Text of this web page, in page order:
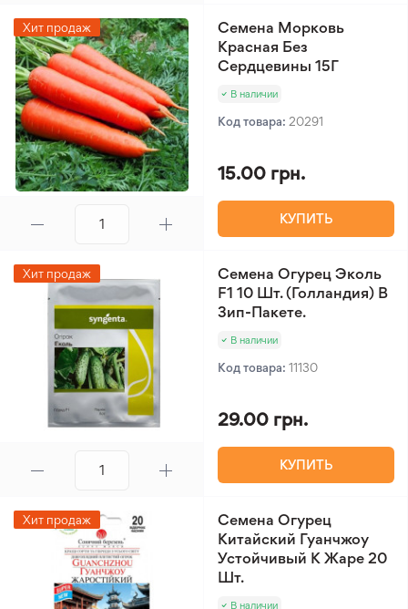
Хит продаж
Семена Морковь
Красная Без
Сердцевины 15Г
В наличии
Код товара: 20291
15.00 грн.
КУПИТЬ
Хит продаж
Семена Огурец Эколь
F1 10 Шт. (Голландия) В
Зип-Пакете.
В наличии
Код товара: 11130
29.00 грн.
КУПИТЬ
Хит продаж
Семена Огурец
Китайский Гуанчжоу
Устойчивый К Жаре 20
Шт.
В наличии